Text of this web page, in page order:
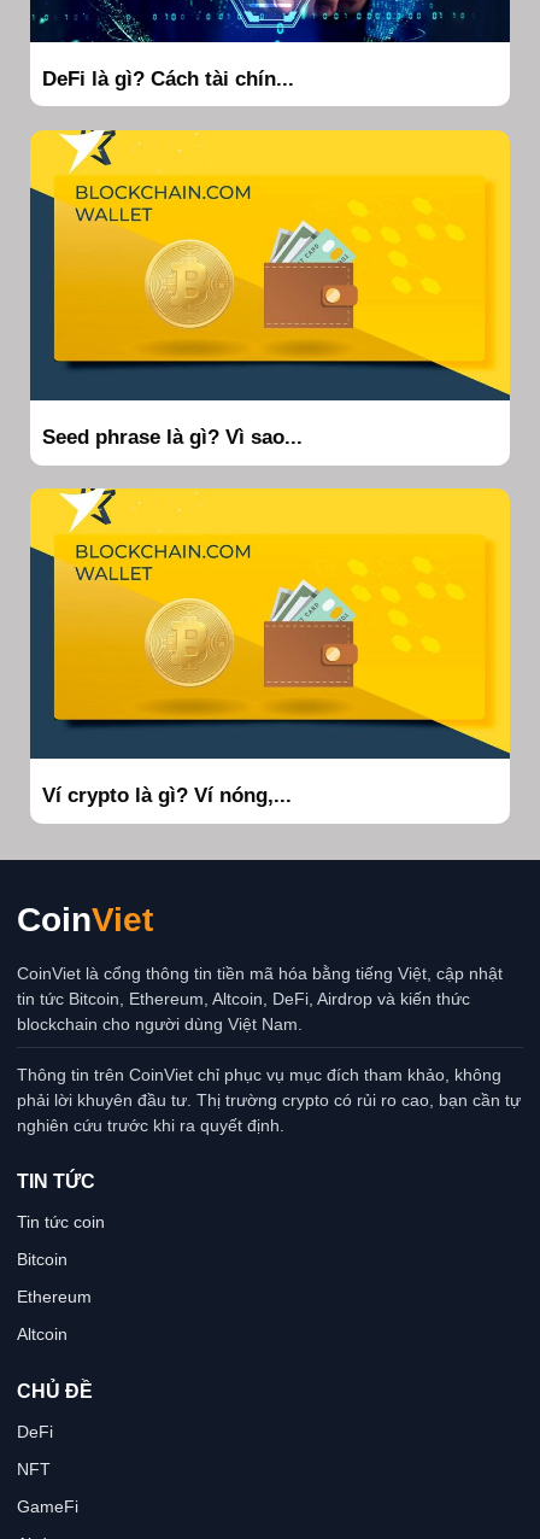
DeFi là gì? Cách tài chín...
Seed phrase là gì? Vì sao...
Ví crypto là gì? Ví nóng,...
CoinViet
CoinViet là cổng thông tin tiền mã hóa bằng tiếng Việt, cập nhật
tin tức Bitcoin, Ethereum, Altcoin, DeFi, Airdrop và kiến thức
blockchain cho người dùng Việt Nam.
Thông tin trên CoinViet chỉ phục vụ mục đích tham khảo, không
phải lời khuyên đầu tư. Thị trường crypto có rủi ro cao, bạn cần tự
nghiên cứu trước khi ra quyết định.
TIN TỨC
Tin tức coin
Bitcoin
Ethereum
Altcoin
CHỦ ĐỀ
DeFi
NFT
GameFi